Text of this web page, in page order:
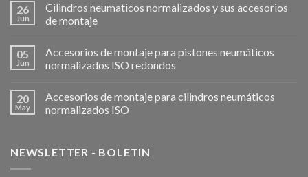
26
Jun
Cilindros neumaticos normalizados y sus accesorios
de montaje
05
Jun
Accesorios de montaje para pistones neumáticos
normalizados ISO redondos
20
May
Accesorios de montaje para cilindros neumáticos
normalizados ISO
NEWSLETTER - BOLETIN